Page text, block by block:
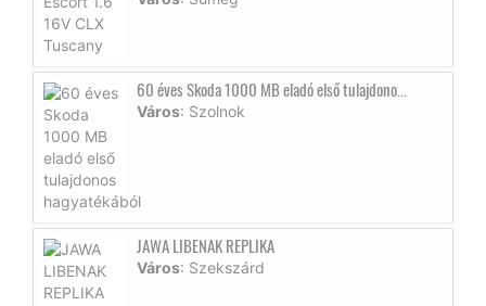
60 éves Skoda 1000 MB eladó első tulajdono...
Város: Szolnok
JAWA LIBENAK REPLIKA
Város: Szekszárd